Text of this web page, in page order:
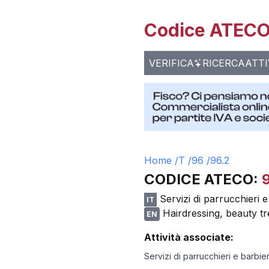
Codice
VERIFICA RICERCA
Home /T /96 /96.2
CODICE ATECO:
IT Servizi di parrucchieri
EN
Hairdressing, beauty
Attività associate:
Servizi di parrucchieri e